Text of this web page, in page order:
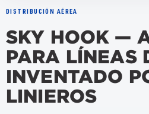
DISTRIBUCIÓN AÉREA
SKY HOOK —
PARA LÍNEAS
INVENTADO
LINIEROS